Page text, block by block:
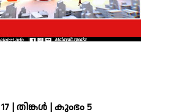
| തിങ്കൾ | കുംഭം 5